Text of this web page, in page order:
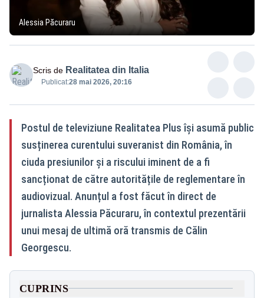
Alessia Păcuraru
Scris de Realitatea din Italia
Publicat:28 mai 2026, 20:16
Postul de televiziune Realitatea Plus își asumă public
susținerea curentului suveranist din România, în
ciuda presiunilor și a riscului iminent de a fi
sancționat de către autoritățile de reglementare în
audiovizual. Anunțul a fost făcut în direct de
jurnalista Alessia Păcuraru, în contextul prezentării
unui mesaj de ultimă oră transmis de Călin
Georgescu.
CUPRINS